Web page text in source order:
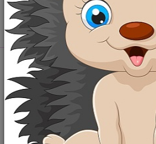
Úvod HRAČKY Dětská knížka do vody
Dětská knížka do